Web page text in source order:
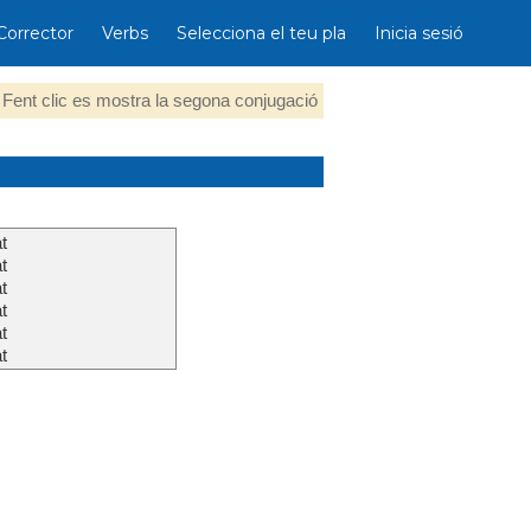
Verbs Selecciona el teu pla Inicia sesió
Fent clic es mostra la segona conjugació